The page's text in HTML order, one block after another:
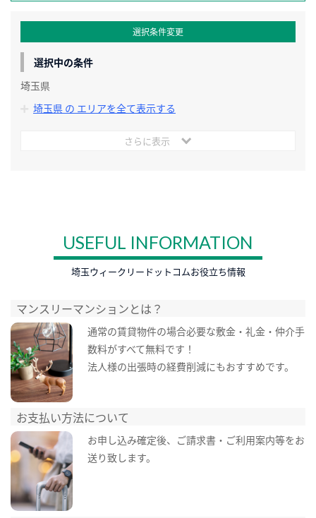
選択条件変更
選択中の条件
埼玉県
埼玉県 の エリアを全て表示する
さらに表示
USEFUL INFORMATION
埼玉ウィークリードットコムお役立ち情報
マンスリーマンションとは？
通常の賃貸物件の場合必要な敷金・礼金・仲介手
数料がすべて無料です！
法人様の出張時の経費削減にもおすすめです。
お支払い方法について
お申し込み確定後、ご請求書・ご利用案内等をお
送り致します。